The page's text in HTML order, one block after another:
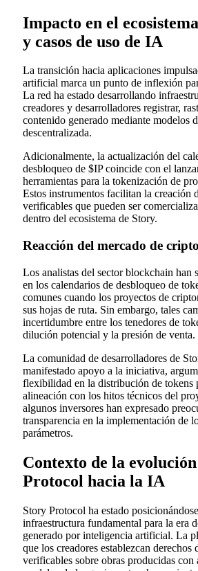
Impacto en el
y casos de uso de IA
La transición hacia aplicaciones
artificial marca un punto de inflexión
La red ha estado desarrollando
creadores y desarrolladores registrar,
contenido generado mediante modelos
descentralizada.
Adicionalmente, la actualización del
desbloqueo de $IP coincide con el
herramientas para la tokenización de
Estos instrumentos facilitan la creación
verificables que pueden ser
dentro del ecosistema de Story.
Reacción del mercado de
Los analistas del sector blockchain han
en los calendarios de desbloqueo de
comunes cuando los proyectos de
sus hojas de ruta. Sin embargo, tales
incertidumbre entre los tenedores de
dilución potencial y la presión de venta.
La comunidad de desarrolladores de
manifestado apoyo a la iniciativa,
flexibilidad en la distribución de tokens
alineación con los hitos técnicos del
algunos inversores han expresado
transparencia en la implementación de
parámetros.
Contexto de la
Protocol hacia la IA
Story Protocol ha estado
infraestructura fundamental para la era
generado por inteligencia artificial. La
que los creadores establezcan derechos
verificables sobre obras producidas con